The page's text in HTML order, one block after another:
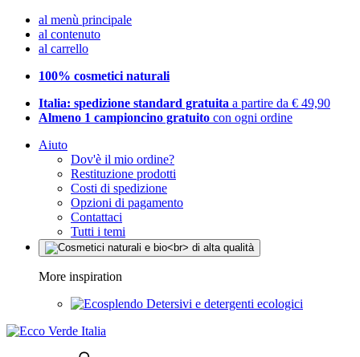
al menù principale
al contenuto
al carrello
100% cosmetici naturali
Italia: spedizione standard gratuita a partire da € 49,90
Almeno 1 campioncino gratuito con ogni ordine
Aiuto
Dov'è il mio ordine?
Restituzione prodotti
Costi di spedizione
Opzioni di pagamento
Contattaci
Tutti i temi
More inspiration
Detersivi e detergenti ecologici